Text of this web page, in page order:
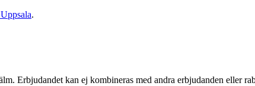
.
Erbjudandet kan ej kombineras med andra erbjudanden eller